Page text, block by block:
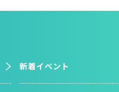
新着イベント